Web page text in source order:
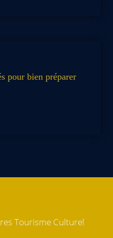
pour bien préparer
Tourisme Culturel